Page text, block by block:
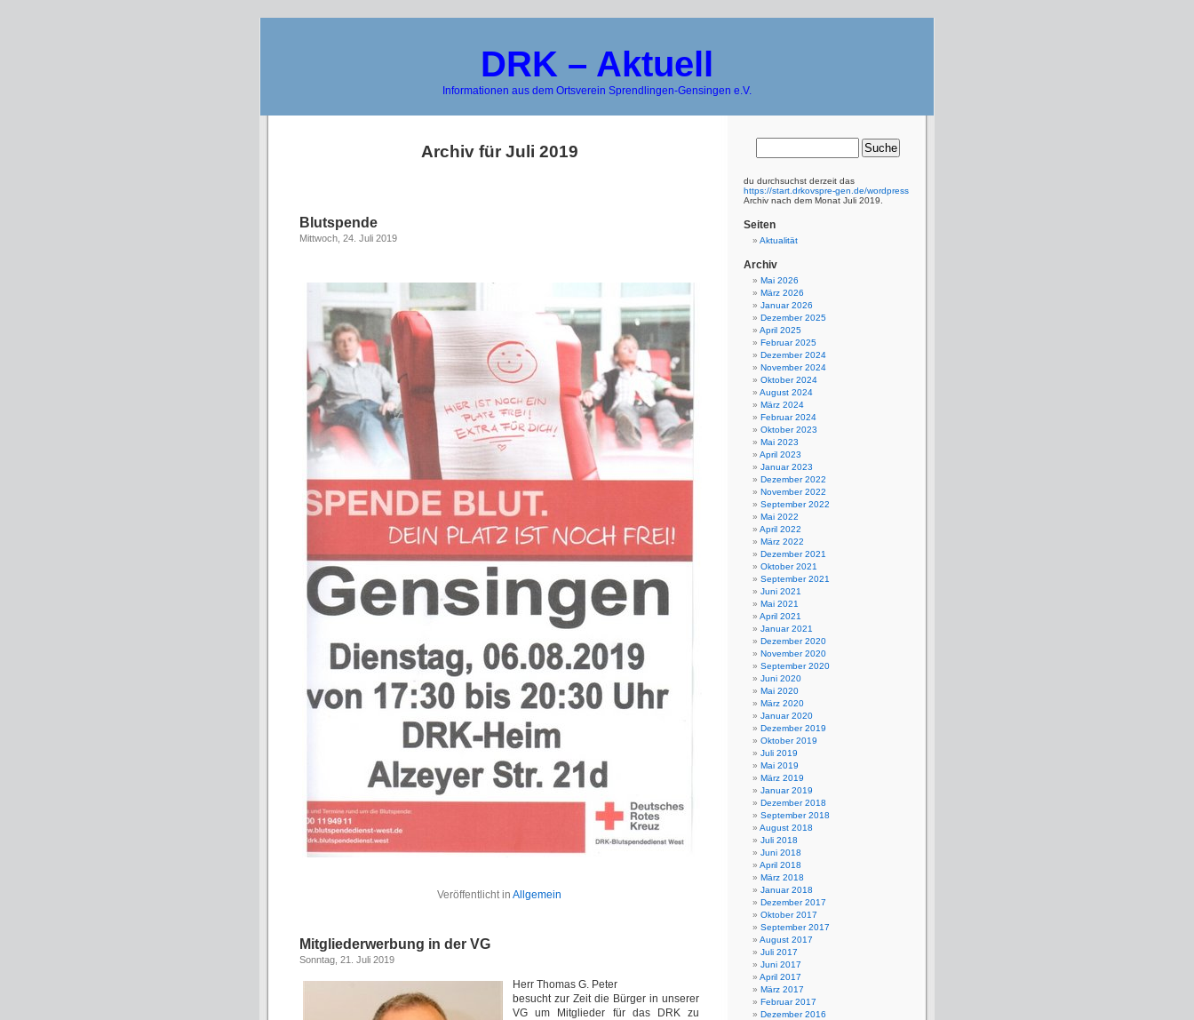
DRK – Aktuell
Informationen aus dem Ortsverein Sprendlingen-Gensingen e.V.
Archiv für Juli 2019
Blutspende
Mittwoch, 24. Juli 2019
Veröffentlicht in Allgemein
Mitgliederwerbung in der VG
Sonntag, 21. Juli 2019
Herr Thomas G. Peter
besucht zur Zeit die Bürger in unserer
VG um Mitglieder für das DRK zu
du durchsuchst derzeit das
https://start.drkovspre-gen.de/wordpress
Archiv nach dem Monat Juli 2019.
Seiten
Aktualität
Archiv
Mai 2026
März 2026
Januar 2026
Dezember 2025
April 2025
Februar 2025
Dezember 2024
November 2024
Oktober 2024
August 2024
März 2024
Februar 2024
Oktober 2023
Mai 2023
April 2023
Januar 2023
Dezember 2022
November 2022
September 2022
Mai 2022
April 2022
März 2022
Dezember 2021
Oktober 2021
September 2021
Juni 2021
Mai 2021
April 2021
Januar 2021
Dezember 2020
November 2020
September 2020
Juni 2020
Mai 2020
März 2020
Januar 2020
Dezember 2019
Oktober 2019
Juli 2019
Mai 2019
März 2019
Januar 2019
Dezember 2018
September 2018
August 2018
Juli 2018
Juni 2018
April 2018
März 2018
Januar 2018
Dezember 2017
Oktober 2017
September 2017
August 2017
Juli 2017
Juni 2017
April 2017
März 2017
Februar 2017
Dezember 2016